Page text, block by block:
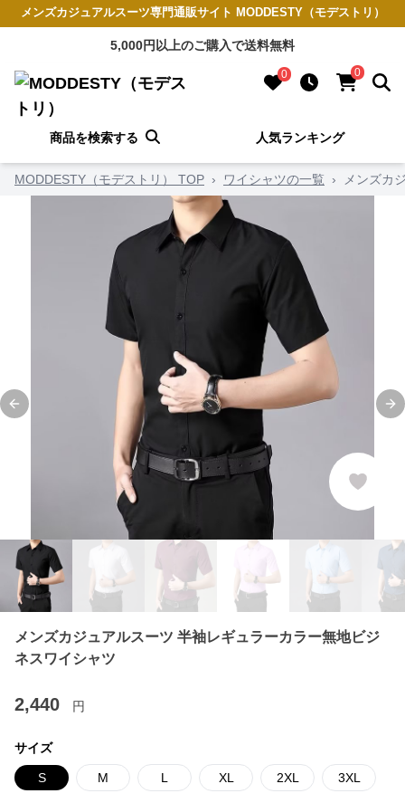
メンズカジュアルスーツ専門通販サイト MODDESTY（モデストリ）
5,000円以上のご購入で送料無料
0 0
商品を検索する 人気ランキング
MODDESTY（モデストリ） TOP › ワイシャツの一覧 › メンズカ
Previous slide
メンズカジュアルスーツ 半袖レギュラーカラー無地ビジ
ネスワイシャツ
2,440 円
サイズ
S M L XL 2XL 3XL